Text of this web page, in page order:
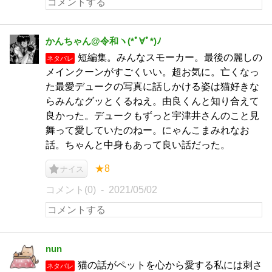
かんちゃん@令和ヽ(*ﾟ∀ﾟ*)ﾉ
ネタバレ
短編集。みんなスモーカー。最後の麗しの
メインクーンがすごくいい。超お気に。亡くなっ
た最愛デュークの写真に話しかける姿は猫好きな
らみんなグッとくるねえ。由良くんと知り合えて
良かった。デュークもずっと宇津井さんのこと見
舞って愛していたのねー。にゃんこまみれなお
話。ちゃんと中身もあって良い話だった。
ナイス ★8
コメント(0) 2021/05/02
nun
ネタバレ
猫の話がペットを心から愛する私には刺さ